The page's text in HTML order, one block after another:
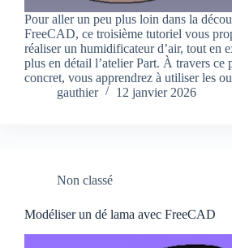
Pour aller un peu plus loin dans la
FreeCAD, ce troisième tutoriel vous
réaliser un humidificateur d’air, tout en
plus en détail l’atelier Part. À travers ce
concret, vous apprendrez à utiliser les
gauthier
12 janvier 2026
Non classé
Modéliser un dé lama avec FreeCAD